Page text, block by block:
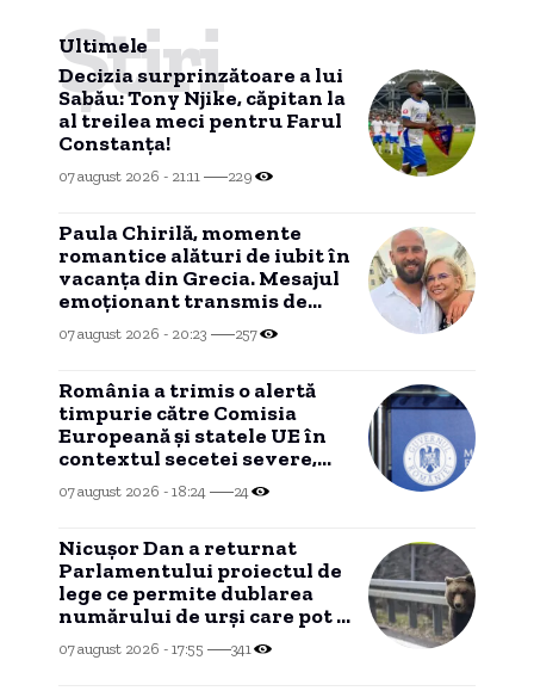
Ultimele
Știri
Decizia surprinzătoare a lui
Sabău: Tony Njike, căpitan la
al treilea meci pentru Farul
Constanța!
07 august 2026 - 21:11 229
Paula Chirilă, momente
romantice alături de iubit în
vacanța din Grecia. Mesajul
emoționant transmis de
actriță.
07 august 2026 - 20:23 257
România a trimis o alertă
timpurie către Comisia
Europeană și statele UE în
contextul secetei severe,
conform Ministerului
Energiei.
07 august 2026 - 18:24 24
Nicușor Dan a returnat
Parlamentului proiectul de
lege ce permite dublarea
numărului de urși care pot fi
vânați.
07 august 2026 - 17:55 341